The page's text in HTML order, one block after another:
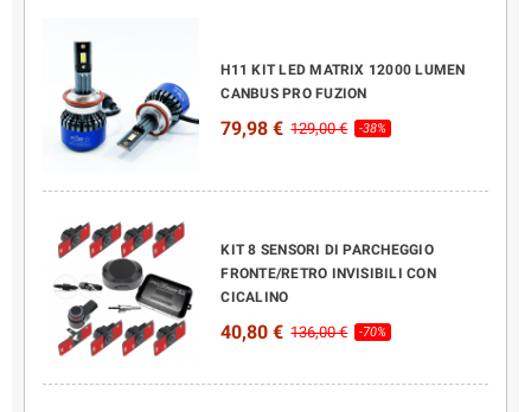
H11 KIT LED MATRIX 12000 LUMEN
CANBUS PRO FUZION
79,98 € 129,00 € -38%
KIT 8 SENSORI DI PARCHEGGIO
FRONTE/RETRO INVISIBILI CON
CICALINO
40,80 € 136,00 € -70%